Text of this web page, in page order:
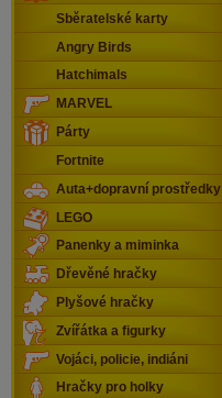
Sběratelské karty
Angry Birds
Hatchimals
MARVEL
Párty
Fortnite
Auta+dopravní prostředky
LEGO
Panenky a miminka
Dřevěné hračky
Plyšové hračky
Zvířátka a figurky
Vojáci, policie, indiáni
Hračky pro holky